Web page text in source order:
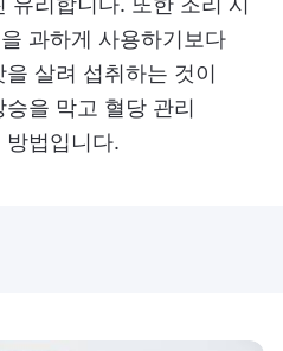
과하게 사용하기보다
살려 섭취하는 것이
을 막고 혈당 관리
방법입니다.